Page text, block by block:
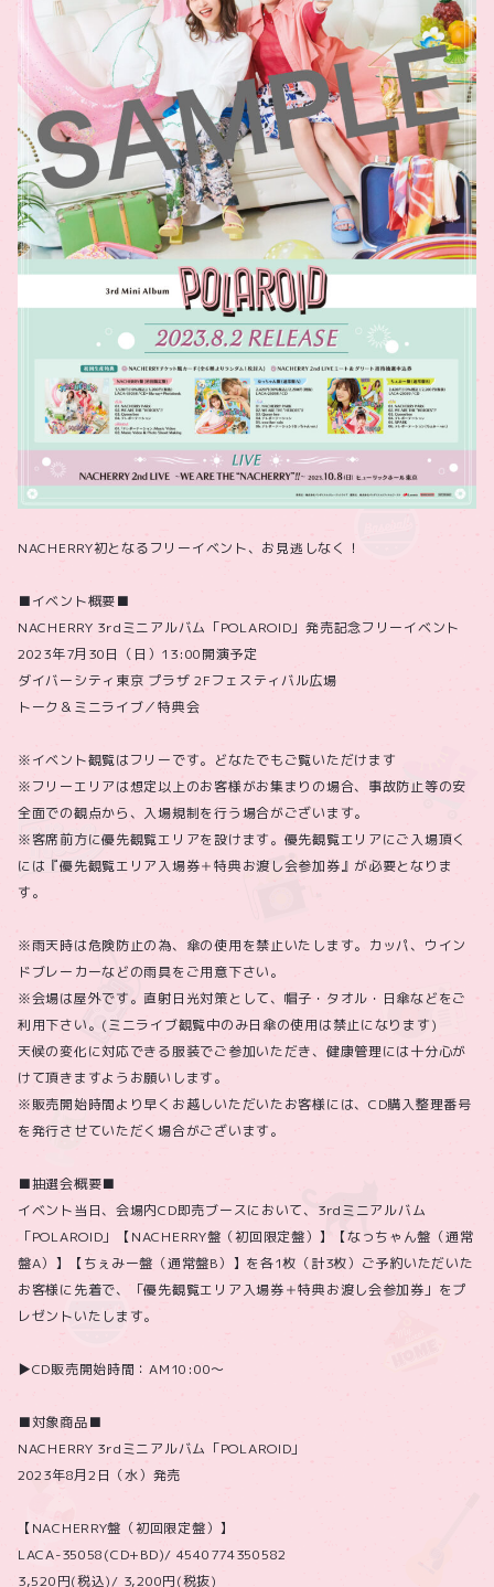
NACHERRY初となるフリーイベント、お見逃しなく！
■イベント概要■
NACHERRY 3rdミニアルバム「POLAROID」発売記念フリーイベント
2023年7月30日（日）13:00開演予定
ダイバーシティ東京 プラザ 2Fフェスティバル広場
トーク＆ミニライブ／特典会
※イベント観覧はフリーです。どなたでもご覧いただけます
※フリーエリアは想定以上のお客様がお集まりの場合、事故防止等の安
全面での観点から、入場規制を行う場合がございます。
※客席前方に優先観覧エリアを設けます。優先観覧エリアにご入場頂く
には『優先観覧エリア入場券＋特典お渡し会参加券』が必要となりま
す。
※雨天時は危険防止の為、傘の使用を禁止いたします。カッパ、ウイン
ドブレーカーなどの雨具をご用意下さい。
※会場は屋外です。直射日光対策として、帽子・タオル・日傘などをご
利用下さい。(ミニライブ観覧中のみ日傘の使用は禁止になります)
天候の変化に対応できる服装でご参加いただき、健康管理には十分心が
けて頂きますようお願いします。
※販売開始時間より早くお越しいただいたお客様には、CD購入整理番号
を発行させていただく場合がございます。
■抽選会概要■
イベント当日、会場内CD即売ブースにおいて、3rdミニアルバム
「POLAROID」【NACHERRY盤（初回限定盤）】【なっちゃん盤（通常
盤A）】【ちぇみー盤（通常盤B）】を各1枚（計3枚）ご予約いただいた
お客様に先着で、「優先観覧エリア入場券＋特典お渡し会参加券」をプ
レゼントいたします。
▶CD販売開始時間：AM10:00～
■対象商品■
NACHERRY 3rdミニアルバム「POLAROID」
2023年8月2日（水）発売
【NACHERRY盤（初回限定盤）】
LACA-35058(CD+BD)/ 4540774350582
3,520円(税込)/ 3,200円(税抜)